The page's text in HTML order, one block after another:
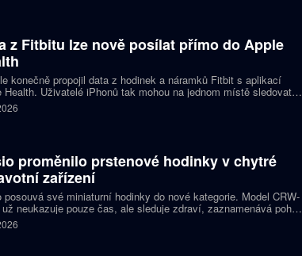
z Fitbitu lze nově posílat přímo do Apple
konečně propojil data z hodinek a náramků Fitbit s aplikací
Health. Uživatelé iPhonů tak mohou na jednom místě sledovat
cvičení, spánek i zdravotní údaje. Novinka odstraňuje omezení,
bylo dosud nutné využívat pomocné aplikace nebo jiné
proměnilo prstenové hodinky v chytré
zařízení
posouvá své miniaturní hodinky do nové kategorie. Model CRW-
už neukazuje pouze čas, ale sleduje zdraví, zaznamenává pohyb
na dění v telefonu. Celokovový prsten tak spojuje digitální
šperk a chytré zařízení, které může uživatel nosit po celý den.